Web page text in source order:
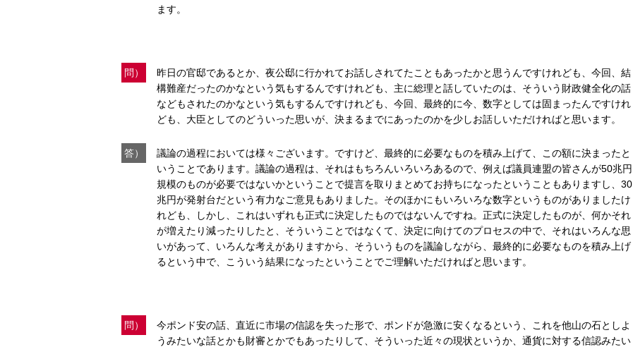
ます。
問）
昨日の官邸であるとか、夜公邸に行かれてお話しされてたこともあったかと思うんですけれども、今回、結
構難産だったのかなという気もするんですけれども、主に総理と話していたのは、そういう財政健全化の話
などもされたのかなという気もするんですけれども、今回、最終的に今、数字としては固まったんですけれ
ども、大臣としてのどういった思いが、決まるまでにあったのかを少しお話しいただければと思います。
答）
議論の過程においては様々ございます。ですけど、最終的に必要なものを積み上げて、この額に決まったと
いうことであります。議論の過程は、それはもちろんいろいろあるので、例えば議員連盟の皆さんが50兆円
規模のものが必要ではないかということで提言を取りまとめてお持ちになったということもありますし、30
兆円が発射台だという有力なご意見もありました。そのほかにもいろいろな数字というものがありましたけ
れども、しかし、これはいずれも正式に決定したものではないんですね。正式に決定したものが、何かそれ
が増えたり減ったりしたと、そういうことではなくて、決定に向けてのプロセスの中で、それはいろんな思
いがあって、いろんな考えがありますから、そういうものを議論しながら、最終的に必要なものを積み上げ
るという中で、こういう結果になったということでご理解いただければと思います。
問）
今ポンド安の話、直近に市場の信認を失った形で、ポンドが急激に安くなるという、これを他山の石としよ
うみたいな話とかも財審とかでもあったりして、そういった近々の現状というか、通貨に対する信認みたい